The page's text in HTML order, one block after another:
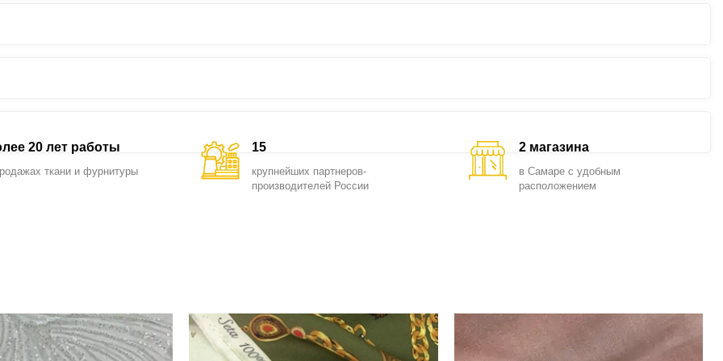
20 лет работы
ткани и фурнитуры
15
крупнейших партнеров-
производителей России
2 магазина
в Самаре с удобным
расположением